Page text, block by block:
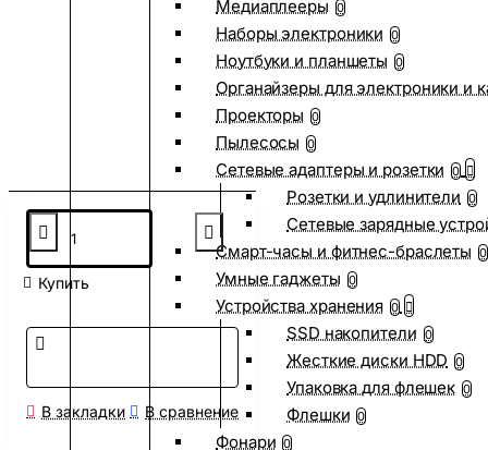
Медиаплееры 0
Наборы электроники 0
Ноутбуки и планшеты 0
Органайзеры для электроники и
Проекторы 0
Пылесосы 0
Сетевые адаптеры и розетки 0
Розетки и удлинители 0
Сетевые зарядные
Смарт-часы и фитнес-браслеты 0
Умные гаджеты 0
Устройства хранения 0
SSD накопители 0
Жесткие диски HDD 0
Упаковка для флешек 0
Флешки 0
Фонари 0
Купить
В закладки В сравнение